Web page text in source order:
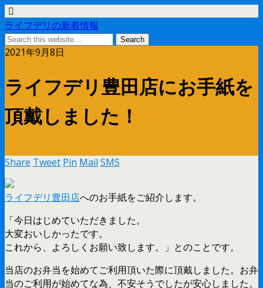
ライフデリの新着情報
2021年9月8日
ライフデリ豊田店にお手紙を
頂戴しました！
Share Tweet Pin Mail SMS
ライフデリ豊田店へのお手紙をご紹介します。
「今日はじめていただきました。
大変おいしかったです。
これから、よろしくお願い致します。」とのことです。
当店のお弁当を始めてご利用頂いた際に頂戴しました。お弁
当のご利用が始めてな為、不安そうでしたが安心しました。